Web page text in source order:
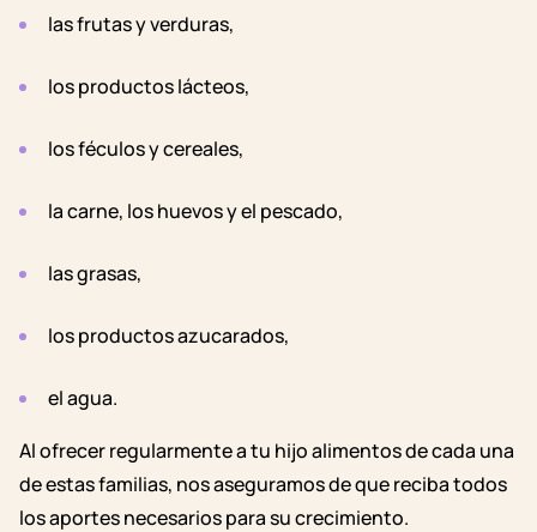
las frutas y verduras,
los productos lácteos,
los féculos y cereales,
la carne, los huevos y el pescado,
las grasas,
los productos azucarados,
el agua.
Al ofrecer regularmente a tu hijo alimentos de cada una
de estas familias, nos aseguramos de que reciba todos
los aportes necesarios para su crecimiento.